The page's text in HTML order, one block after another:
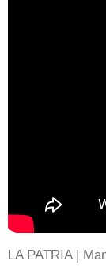
LA PATRIA |